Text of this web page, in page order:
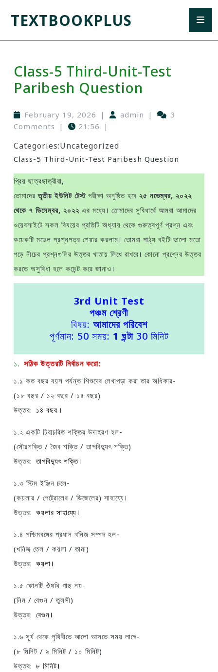
TEXTBOOKPLUS
Class-5 Third-Unit-Test
Paribesh Question
February 19, 2026 | admin |
3
Comments
| 21:56 |
Categories:Uncategorized
Class-5 Third-Unit-Test Paribesh Question
প্রিয় ছাত্রছাত্রীরা,
তোমাদেরতৃতীয় ইউনিট টেস্টপরীক্ষা অনুষ্ঠিত হবে ২৫ নভেম্বর, ২০২২
থেকে ৭ ডিসেম্বর, ২০২২ এর মধ্যে। তোমাদের সুবিধার্থে আমরা আমাদের
ওয়েবসাইটে সকল বিষয়ের প্রতিটি অধ্যায় থেকে গুরুত্বপূর্ণ প্রশ্ন এবং
কয়েকটি মডেল প্রশ্নপত্র শেয়ার করলাম। তোমরা পাঠ্য বইটি ভালো মতো
পড়ে নীচের প্রশ্নগুলির উত্তর খাতায় লিখে রাখবে। কোনো প্রশ্নের উত্তর
করতে অসুবিধা হলে কমেন্ট করে জানাও।
3rd Unit Test
পঞ্চম শ্রেণী
বিষয়: আমাদের পরিবেশ
পূর্ণমান: 50 সময়: 1 ঘন্টা30 মিনিট
১. সঠিক উত্তরটি নির্বাচন করো:
১.১ কত বছর বয়স পর্যন্ত শিশুদের লেখাপড়া করা তার অধিকার-
(১৮ বছর / ১২ বছর / ১৪ বছর)
উত্তর: ১৪ বছর ।
১.২ একটি চিরাচরিত শক্তির উদাহরণ হল-
(সৌরশক্তি / জৈব শক্তি / তাপবিদ্যুৎ শক্তি)
উত্তর: তাপবিদ্যুৎ শক্তি।
১.৩ স্টিম ইঞ্জিন চলে-
(কয়লার / পেট্রোলের / ডিজেলের) সাহায্যে।
উত্তর: কয়লার সাহায্যে।
১.৪ পশ্চিমবঙ্গের প্রধান খনিজ সম্পদ হল-
(খনিজ তেল / কয়লা / তামা)
উত্তর: কয়লা।
১.৫ কোনটি ঔষধি গাছ নয়-
(নিম / বেগুন / তুলসী)
উত্তর: বেগুন।
১.৬ সূর্য থেকে পৃথিবীতে আলো আসতে সময় লাগে-
(৮ মিনিট / ৯ মিনিট / ১০ মিনিট)
উত্তর: ৮ মিনিট।